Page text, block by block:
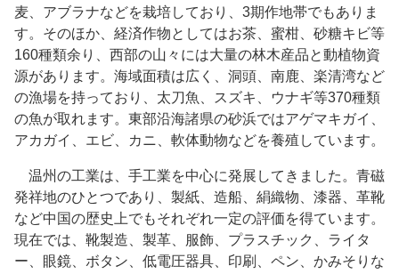
麦、アブラナなどを栽培しており、3期作地帯でもありま
す。そのほか、経済作物としてはお茶、蜜柑、砂糖キビ等
160種類余り、西部の山々には大量の林木産品と動植物資
源があります。海域面積は広く、洞頭、南鹿、楽清湾など
の漁場を持っており、太刀魚、スズキ、ウナギ等370種類
の魚が取れます。東部沿海諸県の砂浜ではアゲマキガイ、
アカガイ、エビ、カニ、軟体動物などを養殖しています。
温州の工業は、手工業を中心に発展してきました。青磁
発祥地のひとつであり、製紙、造船、絹織物、漆器、革靴
など中国の歴史上でもそれぞれ一定の評価を得ています。
現在では、靴製造、製革、服飾、プラスチック、ライタ
ー、眼鏡、ボタン、低電圧器具、印刷、ペン、かみそりな